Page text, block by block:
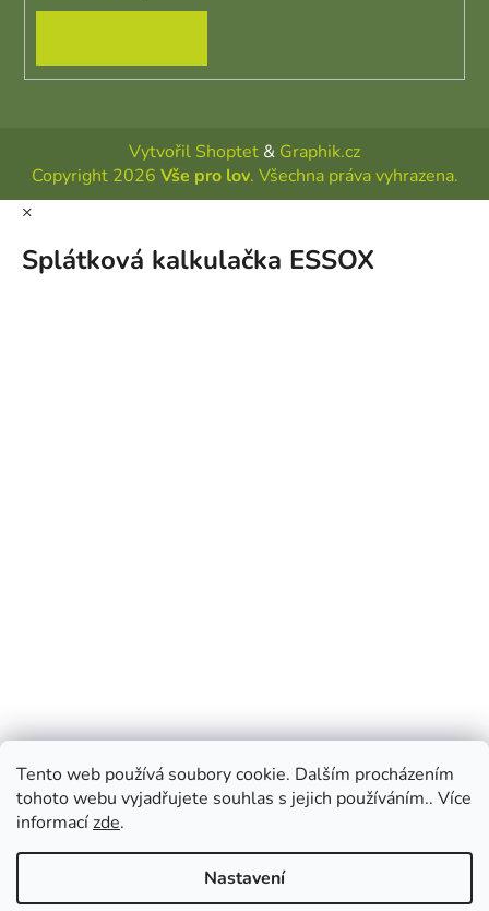
Tento web používá soubory cookie. Dalším procházením
tohoto webu vyjadřujete souhlas s jejich používáním.. Více
informacízde.
Nastavení
Vytvořil Shoptet & Graphik.cz
Copyright 2026 Vše pro lov. Všechna práva vyhrazena.
×
Splátková kalkulačka ESSOX